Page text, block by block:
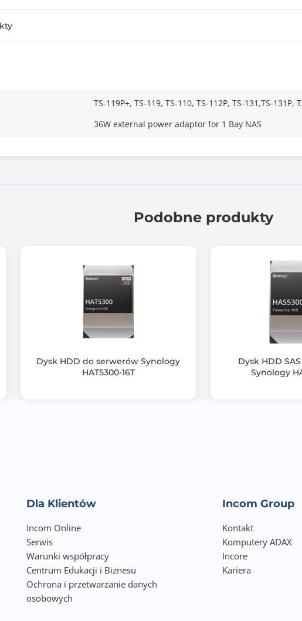
TS-119P+, TS-119, TS-110, TS-112P, TS-131,TS-131P,
36W external power adaptor for 1 Bay NAS
Podobne produkty
Dysk HDD do serwerów Synology
HAT5300-16T
Dysk HDD
Synology
Dla Klientów
Incom Online
Serwis
Warunki współpracy
Centrum Edukacji i Biznesu
Ochrona i przetwarzanie danych
osobowych
Incom Group
Kontakt
Komputery ADAX
Incore
Kariera